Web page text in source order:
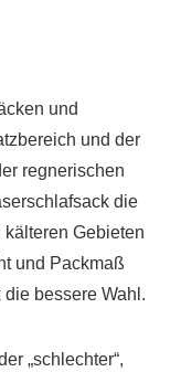
und
und der
regnerischen
die
Gebieten
und Packmaß
bessere Wahl.
„schlechter“,